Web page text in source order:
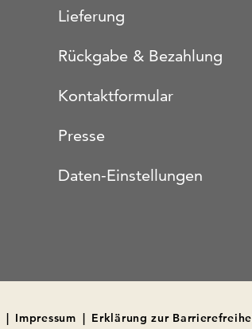
Lieferung
Rückgabe & Bezahlung
Kontaktformular
Presse
Daten-Einstellungen
| Impressum | Erklärung zur